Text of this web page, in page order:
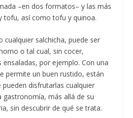
–en dos formatos– y las más
tofu, así como tofu y quinoa.
cualquier salchicha, puede ser
o tal cual, sin cocer,
por ejemplo. Con una
permite un buen rustido, están
disfrutarlas cualquier
gastronomía, más allá de su
sin descubrir de qué se trata.